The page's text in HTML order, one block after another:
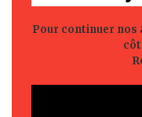
Pour continuer nos